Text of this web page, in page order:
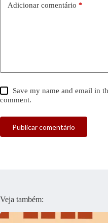
Adicionar comentário *
Save my name and email in
comment.
Publicar comentário
Veja também: